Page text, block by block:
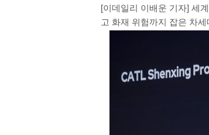
[이데일리 이배운 기자] 세
고 화재 위험까지 잡은 차